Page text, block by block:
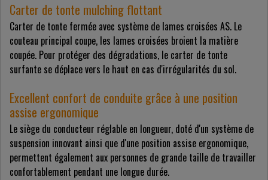
Carter de tonte mulching flottant
Carter de tonte fermée avec système de lames croisées AS. Le
couteau principal coupe, les lames croisées broient la matière
coupée. Pour protéger des dégradations, le carter de tonte
surfante se déplace vers le haut en cas d'irrégularités du sol.
Excellent confort de conduite grâce à une position
assise ergonomique
Le siège du conducteur réglable en longueur, doté d'un système de
suspension innovant ainsi que d'une position assise ergonomique,
permettent également aux personnes de grande taille de travailler
confortablement pendant une longue durée.